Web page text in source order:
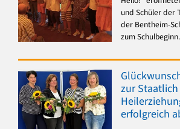
und Schüler der
der Bentheim-
zum
zur
erfolgreich